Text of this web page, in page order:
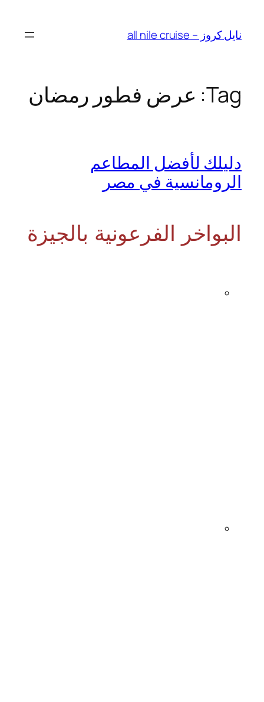
content
نايل كروز – all nile cruise
Tag: عرض فطور رمضان
دليلك لأفضل المطاعم
الرومانسية في مصر
البواخر الفرعونية بالجيزة